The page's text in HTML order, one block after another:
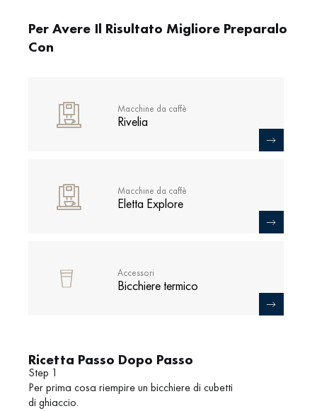
Per Avere Il Risultato Migliore Preparalo
Con
Macchine da caffè
Rivelia
Macchine da caffè
Eletta Explore
Accessori
Bicchiere termico
Ricetta Passo Dopo Passo
Step 1
Per prima cosa riempire un bicchiere di cubetti
di ghiaccio.